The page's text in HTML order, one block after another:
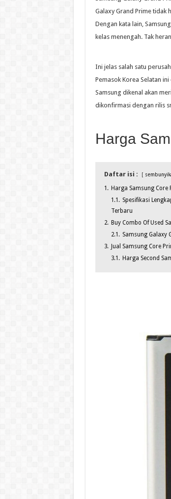
Galaxy Grand Prime tidak
Dengan kata lain,
kelas menengah. Tak
Ini jelas salah satu
Pemasok Korea Selatan
Samsung dikenal akan
dikonfirmasi dengan rilis
Harga
Daftar isi :
1. Harga Samsung Core
1.1. Spesifikasi
Terbaru
2. Buy Combo Of Used
2.1. Samsung Galaxy
3.
Jual Samsung Core
3.1. Harga Second